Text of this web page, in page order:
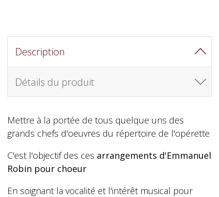
Description
Détails du produit
Mettre à la portée de tous quelque uns des
grands chefs d'oeuvres du répertoire de l'opérette
C'est l'objectif des ces arrangements d'Emmanuel
Robin pour choeur
En soignant la vocalité et l'intérêt musical pour